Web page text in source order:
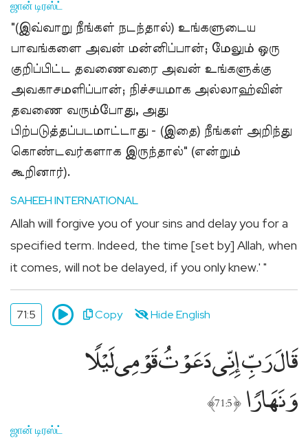
ஜான் டிரஸ்ட்
"(இவ்வாறு நீங்கள் நடந்தால்) உங்களுடைய
பாவங்களை அவன் மன்னிப்பான்; மேலும் ஒரு
குறிப்பிட்ட தவணைவரை அவன் உங்களுக்கு
அவகாசமளிப்பான்; நிச்சயமாக அல்லாஹ்வின்
தவணை வரும்போது, அது
பிற்படுத்தப்படமாட்டாது - (இதை) நீங்கள் அறிந்து
கொண்டவர்களாக இருந்தால்" (என்றும்
கூறினார்).
SAHEEH INTERNATIONAL
Allah will forgive you of your sins and delay you for a
specified term. Indeed, the time [set by] Allah, when
it comes, will not be delayed, if you only knew.' "
71:5 Copy Hide English
قَالَ رَبِّ إِنِّى دَعَوْتُ قَوْمِى لَيْلًۭا
وَنَهَارًۭا ﴿71:5﴾
ஜான் டிரஸ்ட்